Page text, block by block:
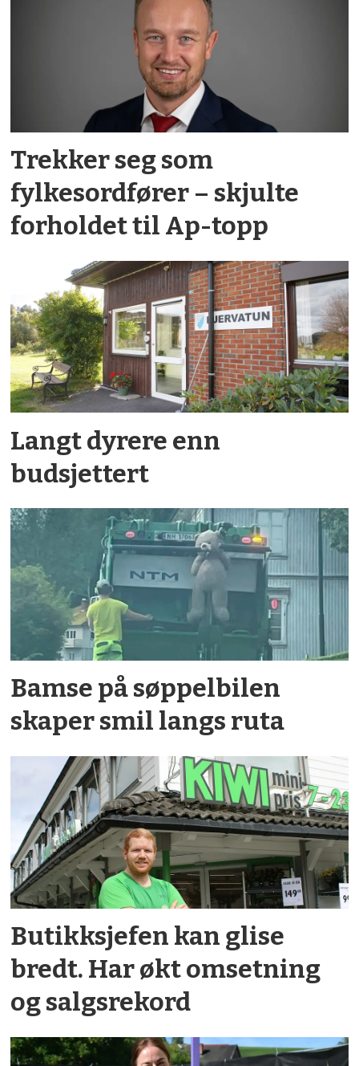
Trekker seg som
fylkesordfører – skjulte
forholdet til Ap-topp
Langt dyrere enn
budsjettert
Bamse på søppelbilen
skaper smil langs ruta
Butikksjefen kan glise
bredt. Har økt omsetning
og salgsrekord